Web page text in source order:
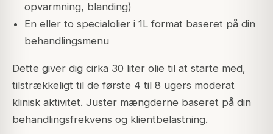
opvarmning, blanding)
En eller to specialolier i 1L format baseret på din
behandlingsmenu
Dette giver dig cirka 30 liter olie til at starte med,
tilstrækkeligt til de første 4 til 8 ugers moderat
klinisk aktivitet. Juster mængderne baseret på din
behandlingsfrekvens og klientbelastning.